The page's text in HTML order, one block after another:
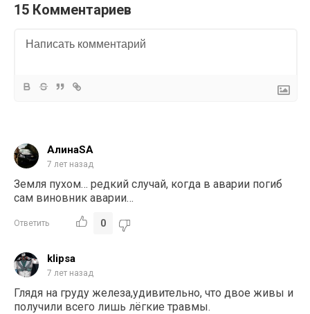
15 Комментариев
АлинаSA
7 лет назад
Земля пухом… редкий случай, когда в аварии погиб
сам виновник аварии…
Ответить 0
klipsa
7 лет назад
Глядя на груду железа,удивительно, что двое живы и
получили всего лишь лёгкие травмы.